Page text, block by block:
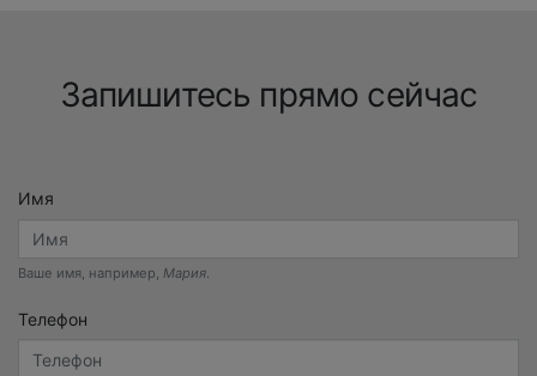
Запишитесь прямо сейчас
Имя
Ваше имя, например, Мария
Телефон